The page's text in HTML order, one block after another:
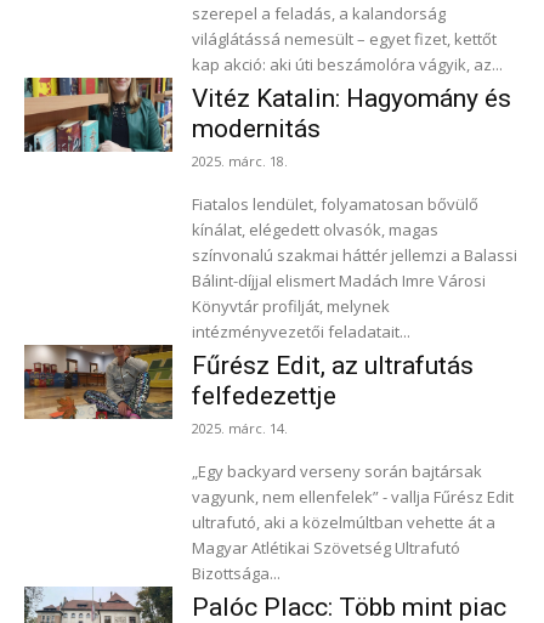
szerepel a feladás, a kalandorság
világlátássá nemesült – egyet fizet, kettőt
kap akció: aki úti beszámolóra vágyik, az...
Vitéz Katalin: Hagyomány és
modernitás
2025. márc. 18.
Fiatalos lendület, folyamatosan bővülő
kínálat, elégedett olvasók, magas
színvonalú szakmai háttér jellemzi a Balassi
Bálint-díjjal elismert Madách Imre Városi
Könyvtár profilját, melynek
intézményvezetői feladatait...
Fűrész Edit, az ultrafutás
felfedezettje
2025. márc. 14.
„Egy backyard verseny során bajtársak
vagyunk, nem ellenfelek” - vallja Fűrész Edit
ultrafutó, aki a közelmúltban vehette át a
Magyar Atlétikai Szövetség Ultrafutó
Bizottsága...
Palóc Placc: Több mint piac